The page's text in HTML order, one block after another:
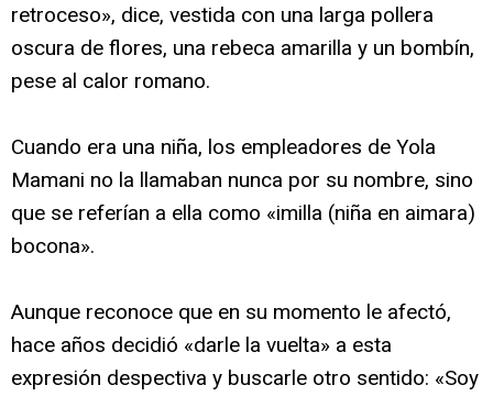
retroceso», dice, vestida con una larga pollera
oscura de flores, una rebeca amarilla y un bombín,
pese al calor romano.
Cuando era una niña, los empleadores de Yola
Mamani no la llamaban nunca por su nombre, sino
que se referían a ella como «imilla (niña en aimara)
bocona».
Aunque reconoce que en su momento le afectó,
hace años decidió «darle la vuelta» a esta
expresión despectiva y buscarle otro sentido: «Soy